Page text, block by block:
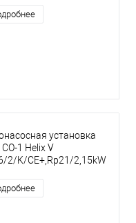
установка
1 Helix V
2/K/CE+,Rp21/2,15kW